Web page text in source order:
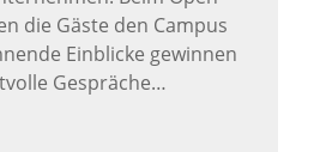
die Gäste den Campus
Einblicke gewinnen
Gespräche…